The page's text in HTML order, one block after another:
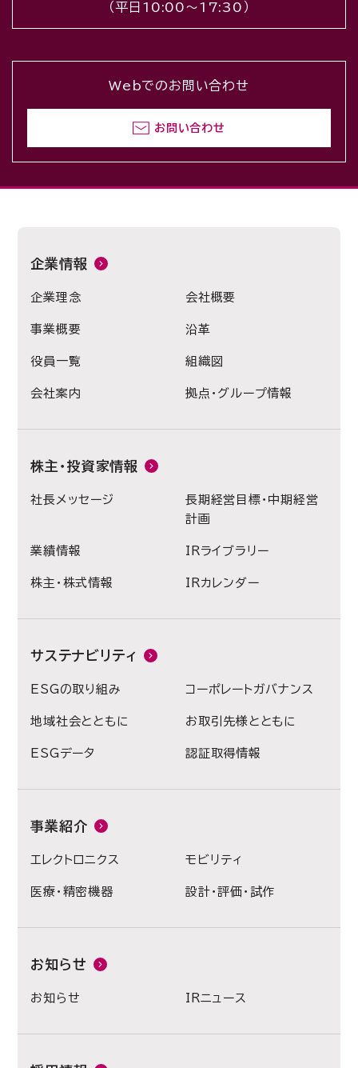
（平日10:00〜17:30）
Webでのお問い合わせ
お問い合わせ
企業情報
企業理念 会社概要
事業概要 沿革
役員一覧 組織図
会社案内 拠点・グループ情報
株主・投資家情報
社長メッセージ
長期経営目標・中期経営
計画
業績情報 IRライブラリー
株主・株式情報 IRカレンダー
サステナビリティ
ESGの取り組み コーポレートガバナンス
地域社会とともに お取引先様とともに
ESGデータ 認証取得情報
事業紹介
エレクトロニクス モビリティ
医療・精密機器 設計・評価・試作
お知らせ
お知らせ IRニュース